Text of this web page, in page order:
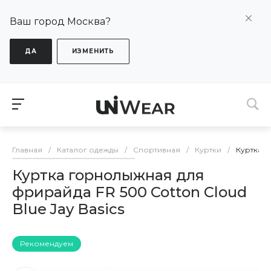
Ваш город Москва?
ДА ИЗМЕНИТЬ
Главная / Каталог одежды / Спортивная / Куртки / Куртка
Куртка горнолыжная для
фрирайда FR 500 Cotton Cloud
Blue Jay Basics
Рекомендуем